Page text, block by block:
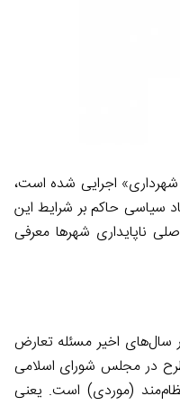
شهرداری که در سال ۱۳۵۸ بر اساس «لایحه قانونی اصلاح تبصره‌های ماده ۱۰۰ قانون شهرداری» اجرایی شده است،
سیاسی حاکم بر شرایط این
ناپایداری شهرها معرفی
در سال‌های اخیر مسئله تعارض
در مجلس شورای اسلامی
(موردی) است. یعنی